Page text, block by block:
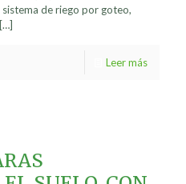
de riego por goteo,
[…]
Leer más